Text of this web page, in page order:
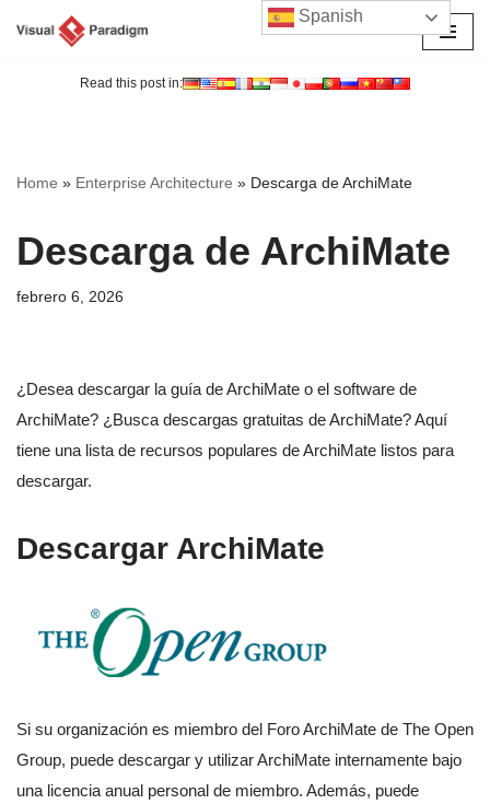
Read this post in:
Home » Enterprise Architecture » Descarga de ArchiMate
Descarga de ArchiMate
febrero 6, 2026
¿Desea descargar la guía de ArchiMate o el software de
ArchiMate? ¿Busca descargas gratuitas de ArchiMate? Aquí
tiene una lista de recursos populares de ArchiMate listos para
descargar.
Descargar ArchiMate
Si su organización es miembro del Foro ArchiMate de The Open
Group, puede descargar y utilizar ArchiMate internamente bajo
una licencia anual personal de miembro. Además, puede
Spanish